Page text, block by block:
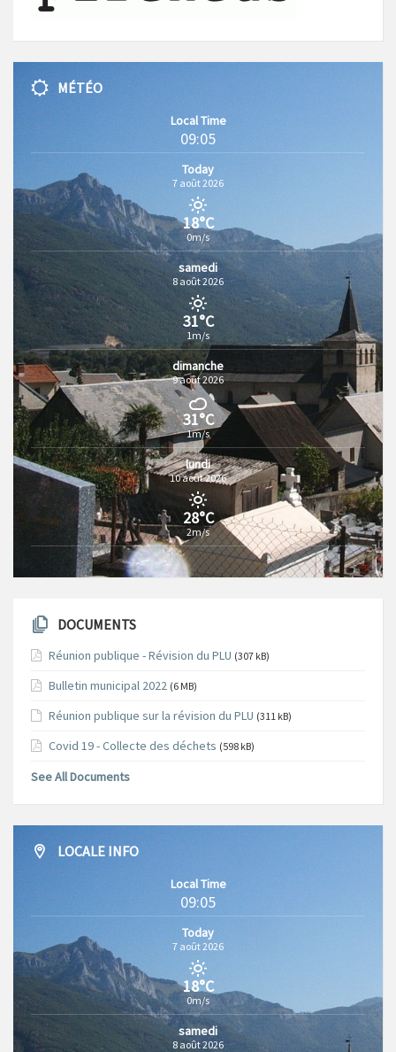
MÉTÉO
Local Time
09:05
Today
7 août 2026
18°C
0m/s
samedi
8 août 2026
31°C
1m/s
dimanche
9 août 2026
31°C
1m/s
lundi
10 août 2026
28°C
2m/s
DOCUMENTS
Réunion publique - Révision du PLU (307 kB)
Bulletin municipal 2022 (6 MB)
Réunion publique sur la révision du PLU (311 kB)
Covid 19 - Collecte des déchets (598 kB)
See All Documents
LOCALE INFO
Local Time
09:05
Today
7 août 2026
18°C
0m/s
samedi
8 août 2026